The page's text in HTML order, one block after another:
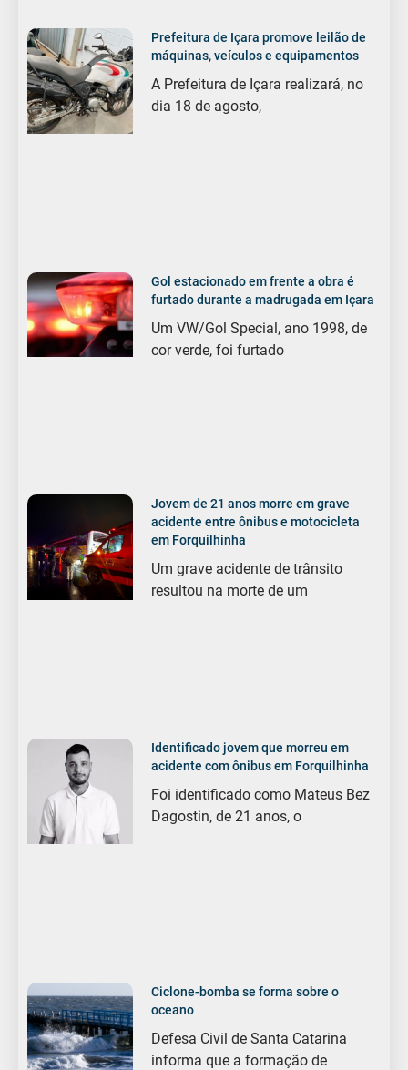
Prefeitura de Içara promove leilão de
máquinas, veículos e equipamentos
A Prefeitura de Içara realizará, no
dia 18 de agosto,
Gol estacionado em frente a obra é
furtado durante a madrugada em Içara
Um VW/Gol Special, ano 1998, de
cor verde, foi furtado
Jovem de 21 anos morre em grave
acidente entre ônibus e motocicleta
em Forquilhinha
Um grave acidente de trânsito
resultou na morte de um
Identificado jovem que morreu em
acidente com ônibus em Forquilhinha
Foi identificado como Mateus Bez
Dagostin, de 21 anos, o
Ciclone-bomba se forma sobre o
oceano
Defesa Civil de Santa Catarina
informa que a formação de